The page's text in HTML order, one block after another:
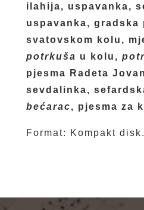
ilahija, uspavanka,
uspavanka, gradska
svatovskom kolu,
potrkuša u kolu,
pjesma Radeta
sevdalinka,
bećarac, pjesma za
Format: Kompakt disk.